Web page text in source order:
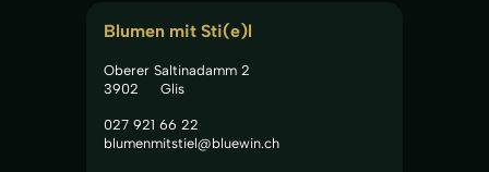
Blumen mit Sti(e)l
Oberer Saltinadamm 2
3902
Glis
027 921 66 22
blumenmitstiel@bluewin.ch